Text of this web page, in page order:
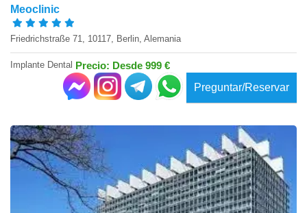
Meoclinic
Friedrichstraße 71, 10117, Berlin, Alemania
Implante Dental Precio: Desde 999 €
Preguntar/Reservar